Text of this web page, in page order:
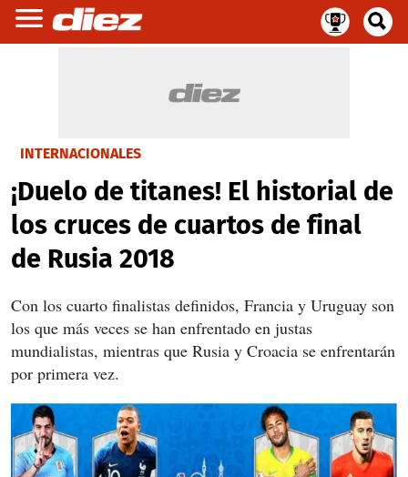
INTERNACIONALES
¡Duelo de titanes! El historial de
los cruces de cuartos de final
de Rusia 2018
Con los cuarto finalistas definidos, Francia y Uruguay son
los que más veces se han enfrentado en justas
mundialistas, mientras que Rusia y Croacia se enfrentarán
por primera vez.